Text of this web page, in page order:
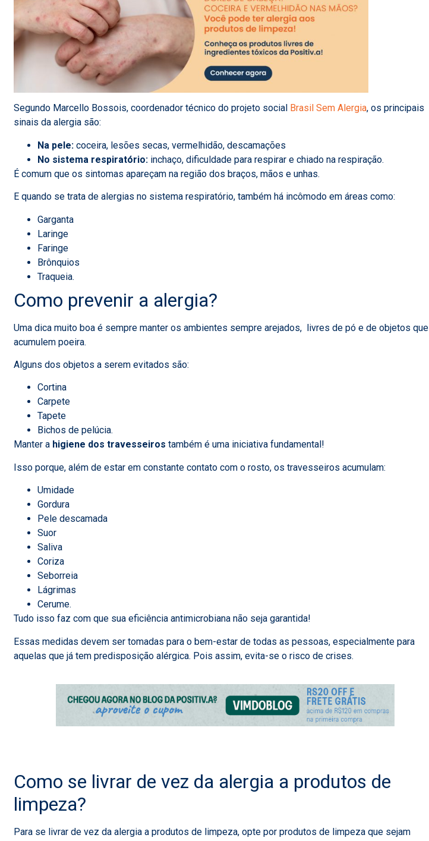
Segundo Marcello Bossois, coordenador técnico do projeto social Brasil Sem Alergia, os principais
sinais da alergia são:
Na pele:coceira, lesões secas, vermelhidão, descamações
No sistema respiratório:inchaço, dificuldade para respirar e chiado na respiração.
É comum que os sintomas apareçam na região dos braços, mãos e unhas.
E quando se trata de alergias no sistema respiratório, também há incômodo em áreas como:
Garganta
Laringe
Faringe
Brônquios
Traqueia.
Como prevenir a alergia?
Uma dica muito boa é sempre manter os ambientes sempre arejados, livres de pó e de objetos que
acumulem poeira.
Alguns dos objetos a serem evitados são:
Cortina
Carpete
Tapete
Bichos de pelúcia.
Manter a higiene dos travesseiros também é uma iniciativa fundamental!
Isso porque, além de estar em constante contato com o rosto, os travesseiros acumulam:
Umidade
Gordura
Pele descamada
Suor
Saliva
Coriza
Seborreia
Lágrimas
Cerume.
Tudo isso faz com que sua eficiência antimicrobiana não seja garantida!
Essas medidas devem ser tomadas para o bem-estar de todas as pessoas, especialmente para
aquelas que já tem predisposição alérgica. Pois assim, evita-se o risco de crises.
Como se livrar de vez da alergia a produtos de
limpeza?
Para se livrar de vez da alergia a produtos de limpeza, opte por produtos de limpeza que sejam